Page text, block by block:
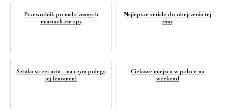
Przewodnik po mało znanych
miastach europy
Najlepsze seriale do obejrzenia tej
zimy
Sztuka street artu – na czym polega
jej fenomen?
Ciekawe miejsca w polsce na
weekend